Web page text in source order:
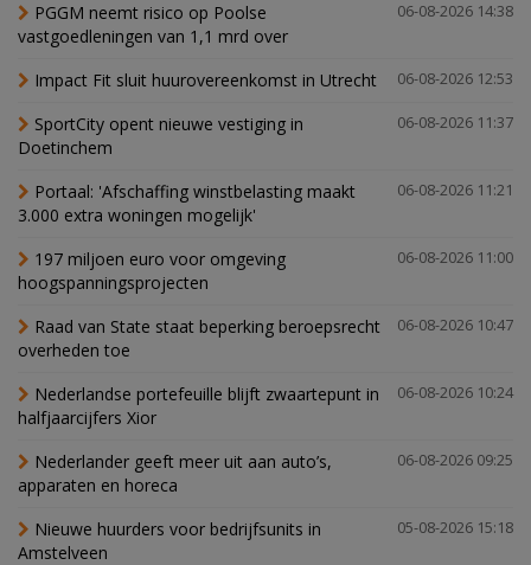
06-08-2026 14:38
PGGM neemt risico op Poolse
vastgoedleningen van 1,1 mrd over
06-08-2026 12:53
Impact Fit sluit huurovereenkomst in Utrecht
06-08-2026 11:37
SportCity opent nieuwe vestiging in
Doetinchem
06-08-2026 11:21
Portaal: 'Afschaffing winstbelasting maakt
3.000 extra woningen mogelijk'
06-08-2026 11:00
197 miljoen euro voor omgeving
hoogspanningsprojecten
06-08-2026 10:47
Raad van State staat beperking beroepsrecht
overheden toe
06-08-2026 10:24
Nederlandse portefeuille blijft zwaartepunt in
halfjaarcijfers Xior
06-08-2026 09:25
Nederlander geeft meer uit aan auto’s,
apparaten en horeca
05-08-2026 15:18
Nieuwe huurders voor bedrijfsunits in
Amstelveen